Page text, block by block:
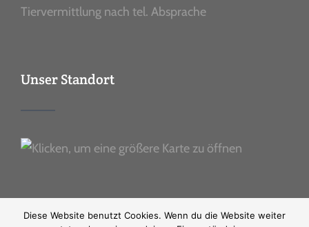
Tiervermittlung nach tel. Absprache
Unser Standort
Diese Website benutzt Cookies. Wenn du die Website weiter